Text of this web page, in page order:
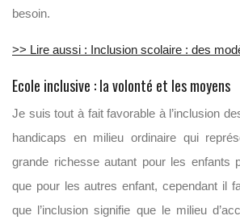
besoin.
>> Lire aussi : Inclusion scolaire : des
Ecole inclusive : la volonté et les moyens
Je suis tout à fait favorable à l’inclusion
handicaps en milieu ordinaire qui
grande richesse autant pour les enfants
que pour les autres enfant, cependant il
que l’inclusion signifie que le milieu